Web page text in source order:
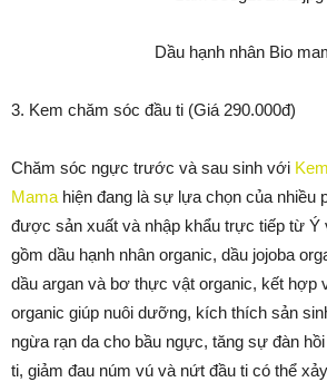
Dầu hạnh nhân Bio
3. Kem chăm sóc đầu ti (Giá 290.000đ)
Chăm sóc ngực trước và sau sinh với
Mama hiện đang là sự lựa chọn của nhiều
được sản xuất và nhập khẩu trực tiếp từ Ý
gồm dầu hạnh nhân organic, dầu jojoba
dầu argan và bơ thực vật organic, kết hợp
organic giúp nuôi dưỡng, kích thích sản
ngừa rạn da cho bầu ngực, tăng sự đàn
ti, giảm đau núm vú và nứt đầu ti có thể